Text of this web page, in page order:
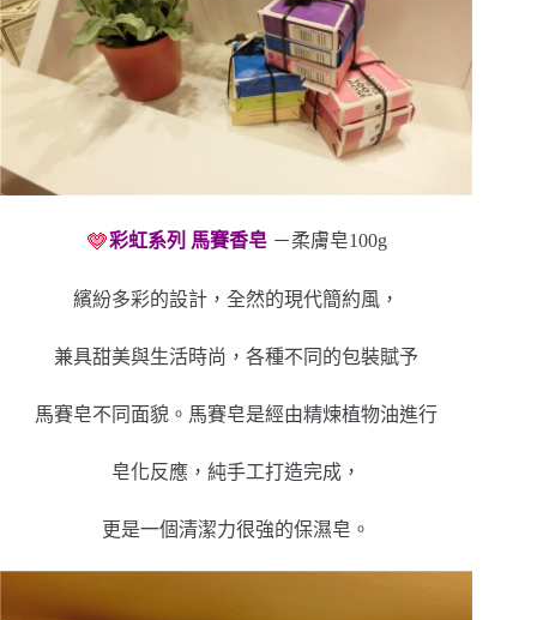
彩虹系列 馬賽香皂 －柔膚皂100g
繽紛多彩的設計，全然的現代簡約風，
兼具甜美與生活時尚，各種不同的包裝賦予
馬賽皂不同面貌。馬賽皂是經由精煉植物油進行
皂化反應，純手工打造完成，
更是一個清潔力很強的保濕皂。